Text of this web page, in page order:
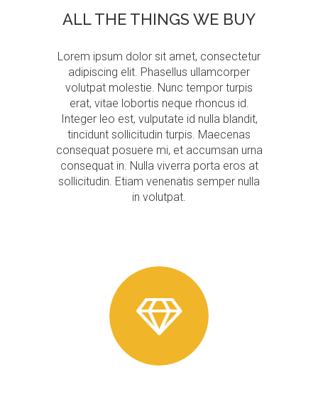
ALL THE THINGS WE BUY
Lorem ipsum dolor sit amet, consectetur
adipiscing elit. Phasellus ullamcorper
volutpat molestie. Nunc tempor turpis
erat, vitae lobortis neque rhoncus id.
Integer leo est, vulputate id nulla blandit,
tincidunt sollicitudin turpis. Maecenas
consequat posuere mi, et accumsan urna
consequat in. Nulla viverra porta eros at
sollicitudin. Etiam venenatis semper nulla
in volutpat.